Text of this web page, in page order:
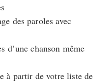
des paroles avec
d’une chanson même
à partir de votre liste de